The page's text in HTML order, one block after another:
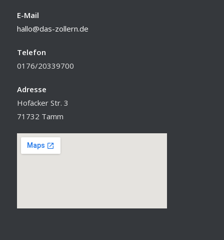
E-Mail
hallo@das-zollern.de
Telefon
0176/20339700
Adresse
Hofäcker Str. 3
71732 Tamm